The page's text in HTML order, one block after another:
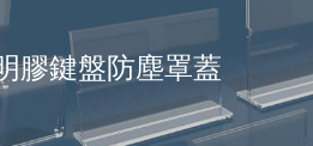
膠鍵盤防塵罩蓋